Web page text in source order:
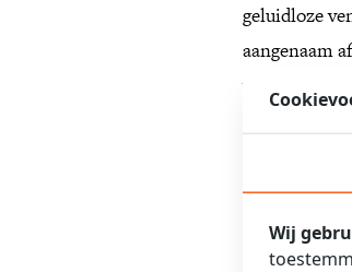
geluidloze
aangenaam
voor een
domotica.
Wij